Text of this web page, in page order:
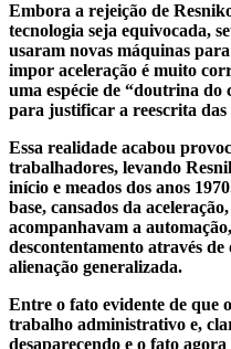
Embora a rejeição de
tecnologia seja equivocada,
usaram novas máquinas
impor aceleração é muito
uma espécie de “doutrina do
para justificar a reescrita
Essa realidade acabou
trabalhadores, levando
início e meados dos anos
base, cansados da
acompanhavam a
descontentamento através de
alienação generalizada.
Entre o fato evidente de que
trabalho administrativo e,
desaparecendo e o fato